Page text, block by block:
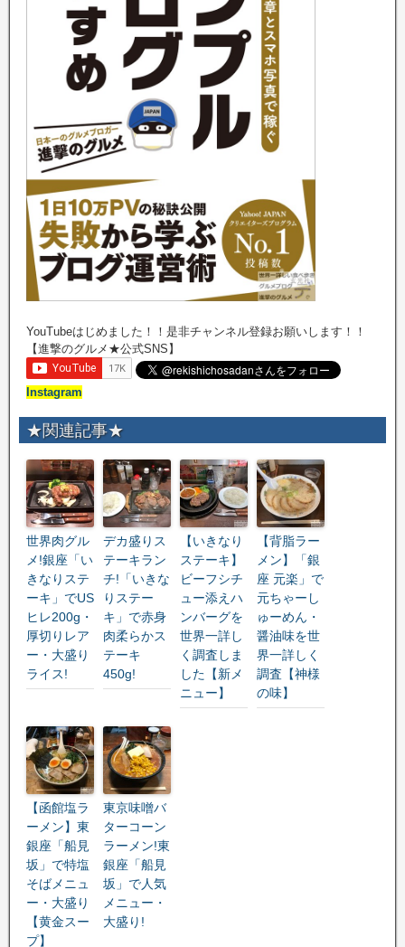
YouTubeはじめました！！是非チャンネル登録お願いします！！
【進撃のグルメ★公式SNS】
Instagram
★関連記事★
世界肉グル
メ!銀座「い
きなりステ
ーキ」でUS
ヒレ200g・
厚切りレア
ー・大盛り
ライス!
デカ盛りス
テーキラン
チ!「いきな
りステー
キ」で赤身
肉柔らかス
テーキ
450g!
【いきなり
ステーキ】
ビーフシチ
ュー添えハ
ンバーグを
世界一詳し
く調査しま
した【新メ
ニュー】
【背脂ラー
メン】「銀
座 元楽」で
元ちゃーし
ゅーめん・
醤油味を世
界一詳しく
調査【神様
の味】
【函館塩ラ
ーメン】東
銀座「船見
坂」で特塩
そばメニュ
ー・大盛り
【黄金スー
プ】
東京味噌バ
ターコーン
ラーメン!東
銀座「船見
坂」で人気
メニュー・
大盛り!